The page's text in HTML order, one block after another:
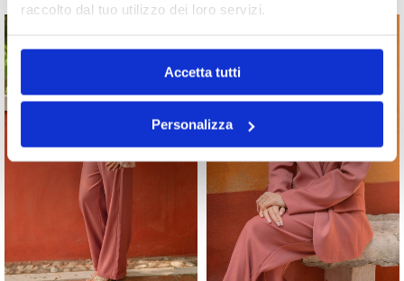
raccolto dal tuo utilizzo dei loro servizi.
Accetta tutti
Personalizza